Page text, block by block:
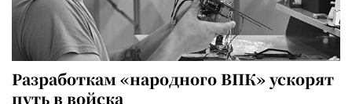
Разработкам «народного ВПК» ускорят
путь в войска